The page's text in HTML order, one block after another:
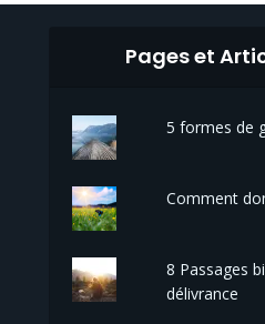
Pages et
5 formes de
Comment
8 Passages
délivrance